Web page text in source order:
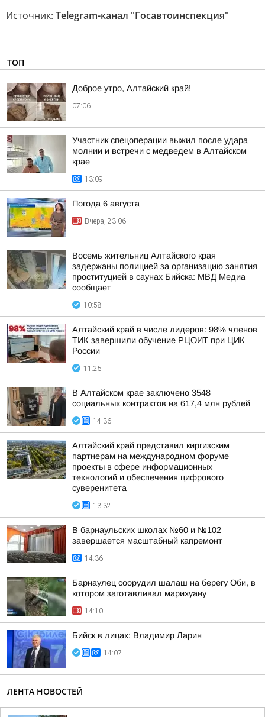
Источник: Telegram-канал "Госавтоинспекция"
ТОП
Доброе утро, Алтайский край!
07:06
Участник спецоперации выжил после удара
молнии и встречи с медведем в Алтайском
крае
13:09
Погода 6 августа
Вчера, 23:06
Восемь жительниц Алтайского края
задержаны полицией за организацию занятия
проституцией в саунах Бийска: МВД Медиа
сообщает
10:58
Алтайский край в числе лидеров: 98% членов
ТИК завершили обучение РЦОИТ при ЦИК
России
11:25
В Алтайском крае заключено 3548
социальных контрактов на 617,4 млн рублей
14:36
Алтайский край представил киргизским
партнерам на международном форуме
проекты в сфере информационных
технологий и обеспечения цифрового
суверенитета
13:32
В барнаульских школах №60 и №102
завершается масштабный капремонт
14:36
Барнаулец соорудил шалаш на берегу Оби, в
котором заготавливал марихуану
14:10
Бийск в лицах: Владимир Ларин
14:07
ЛЕНТА НОВОСТЕЙ